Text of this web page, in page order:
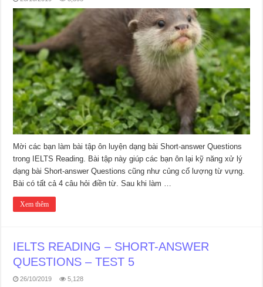
Mời các bạn làm bài tập ôn luyện dạng bài Short-answer Questions
trong IELTS Reading. Bài tập này giúp các bạn ôn lại kỹ năng xử lý
dạng bài Short-answer Questions cũng như củng cố lượng từ vựng.
Bài có tất cả 4 câu hỏi điền từ. Sau khi làm …
Xem thêm
IELTS READING – SHORT-ANSWER
QUESTIONS – TEST 5
26/10/2019 5,128